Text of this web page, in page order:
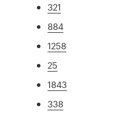
321
884
1258
25
1843
338